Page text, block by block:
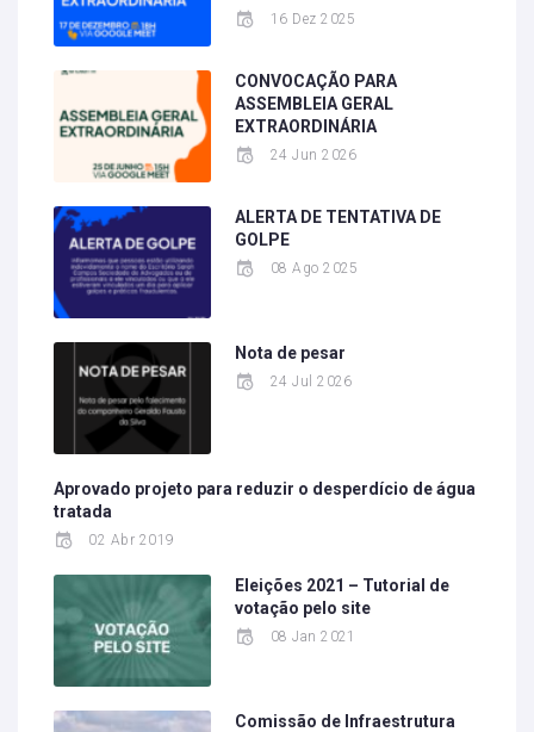
16 Dez 2025
CONVOCAÇÃO PARA
ASSEMBLEIA GERAL
EXTRAORDINÁRIA
24 Jun 2026
ALERTA DE TENTATIVA DE
GOLPE
08 Ago 2025
Nota de pesar
24 Jul 2026
Aprovado projeto para reduzir o desperdício de água
tratada
02 Abr 2019
Eleições 2021 – Tutorial de
votação pelo site
08 Jan 2021
Comissão de Infraestrutura